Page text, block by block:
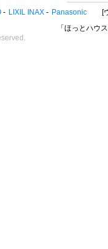
LIXIL INAX Panasonic
「ほっとハウ